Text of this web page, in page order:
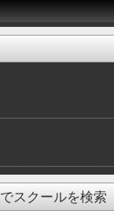
スクールを検索